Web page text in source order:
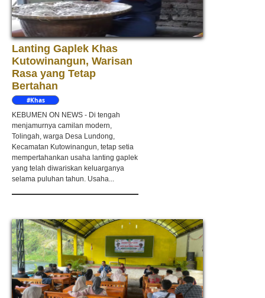
Lanting Gaplek Khas
Kutowinangun, Warisan
Rasa yang Tetap
Bertahan
#Khas
KEBUMEN ON NEWS - Di tengah
menjamurnya camilan modern,
Tolingah, warga Desa Lundong,
Kecamatan Kutowinangun, tetap setia
mempertahankan usaha lanting gaplek
yang telah diwariskan keluarganya
selama puluhan tahun. Usaha...